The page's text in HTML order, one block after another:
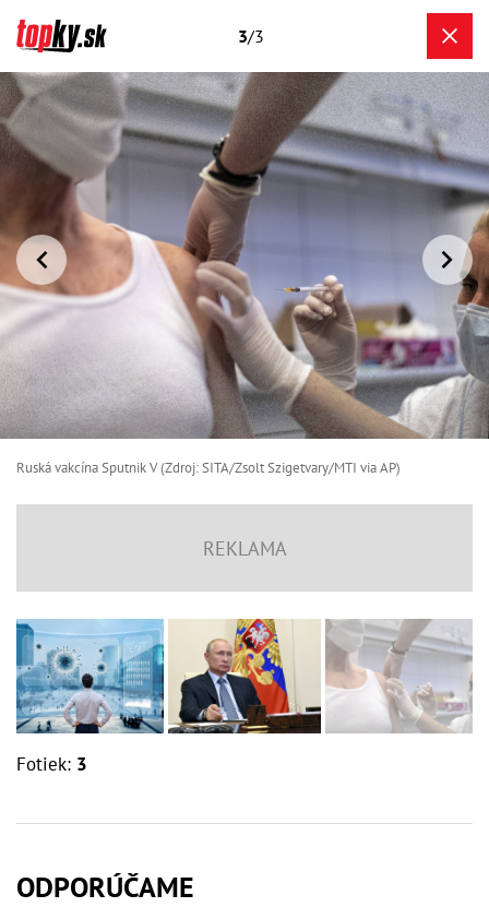
3/3
Ruská vakcína Sputnik V (Zdroj: SITA/Zsolt Szigetvary/MTI via AP)
Fotiek: 3
ODPORÚČAME